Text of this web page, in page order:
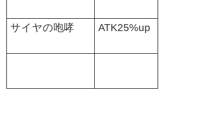
サイヤの咆哮 ATK25%up